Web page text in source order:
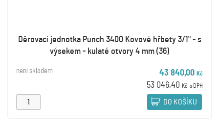
Děrovací jednotka Punch 3400 Kovové hřbety 3/1" - s
výsekem - kulaté otvory 4 mm (36)
není skladem 43 840,00 Kč
53 046,40 Kč s DPH
DO KOŠÍKU